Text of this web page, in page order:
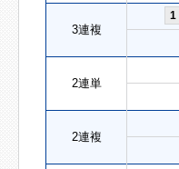
3連複
1
2連単
2連複